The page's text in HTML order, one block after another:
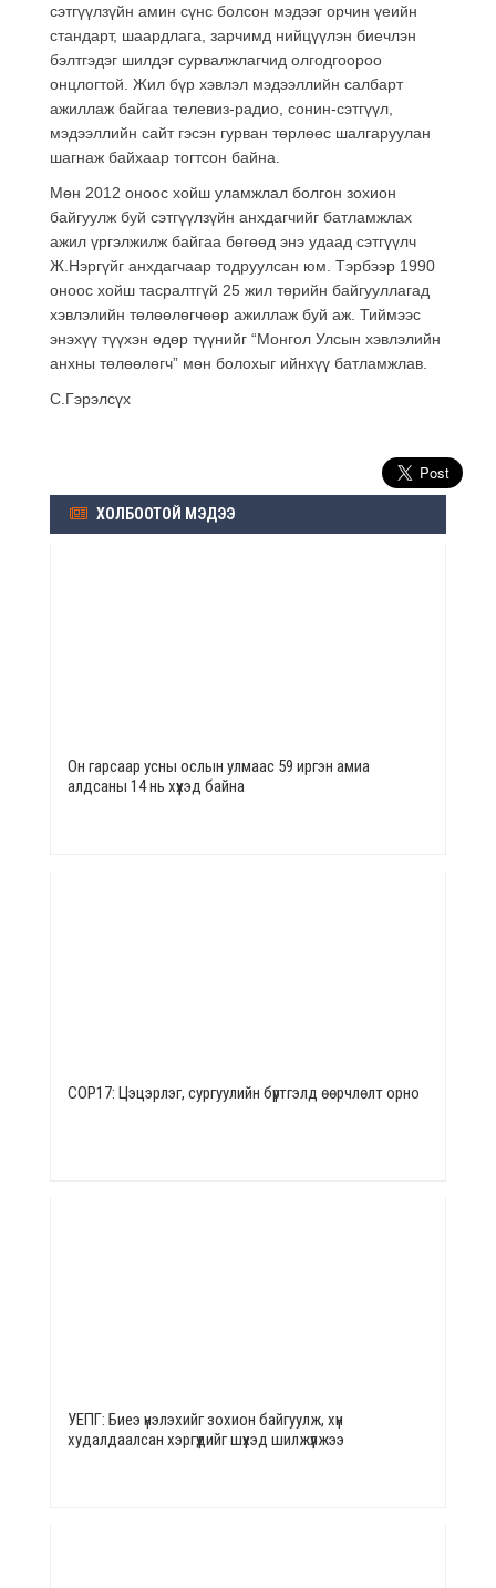
сэтгүүлзүйн амин сүнс болсон мэдээг орчин үеийн
стандарт, шаардлага, зарчимд нийцүүлэн биечлэн
бэлтгэдэг шилдэг сурвалжлагчид олгодгоороо
онцлогтой. Жил бүр хэвлэл мэдээллийн салбарт
ажиллаж байгаа телевиз-радио, сонин-сэтгүүл,
мэдээллийн сайт гэсэн гурван төрлөөс шалгаруулан
шагнаж байхаар тогтсон байна.
Мөн 2012 оноос хойш уламжлал болгон зохион
байгуулж буй сэтгүүлзүйн анхдагчийг батламжлах
ажил үргэлжилж байгаа бөгөөд энэ удаад сэтгүүлч
Ж.Нэргүйг анхдагчаар тодруулсан юм. Тэрбээр 1990
оноос хойш тасралтгүй 25 жил төрийн байгууллагад
хэвлэлийн төлөөлөгчөөр ажиллаж буй аж. Тиймээс
энэхүү түүхэн өдөр түүнийг “Монгол Улсын хэвлэлийн
анхны төлөөлөгч” мөн болохыг ийнхүү батламжлав.
С.Гэрэлсүх
ХОЛБООТОЙ МЭДЭЭ
Он гарсаар усны ослын улмаас 59 иргэн амиа
алдсаны 14 нь хүүхэд байна
СОР17: Цэцэрлэг, сургуулийн бүртгэлд өөрчлөлт орно
УЕПГ: Биеэ үнэлэхийг зохион байгуулж, хүн
худалдаалсан хэргүүдийг шүүхэд шилжүүлжээ